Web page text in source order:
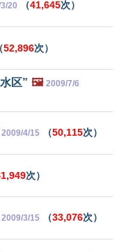
20 （41,645次）
（52,896次）
区” 🖼️ 2009/7/6
2009/4/15 （50,115次）
次）
2009/3/15 （33,076次）